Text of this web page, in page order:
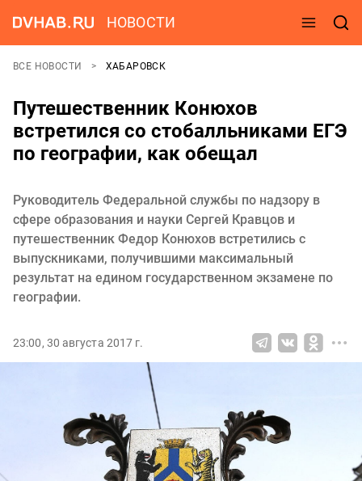
НОВОСТИ
ВСЕ НОВОСТИ ХАБАРОВСК
Путешественник Конюхов
встретился со стобалльниками ЕГЭ
по географии, как обещал
Руководитель Федеральной службы по надзору в
сфере образования и науки Сергей Кравцов и
путешественник Федор Конюхов встретились с
выпускниками, получившими максимальный
результат на едином государственном экзамене по
географии.
23:00, 30 августа 2017 г.